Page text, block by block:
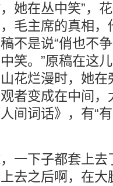
她在丛中笑”，
毛主席的真相
不是说“俏也不
笑。”原稿在这
花烂漫时，她在
者变成在中间
间词话》，有“
一下子都套上
去之后啊，在